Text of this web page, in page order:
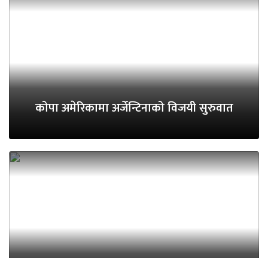
कोपा अमेरिकामा अर्जेन्टिनाको विजयी सुरुवात